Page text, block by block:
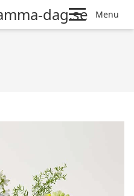
dag.se Menu